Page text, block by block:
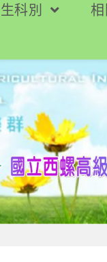
科別